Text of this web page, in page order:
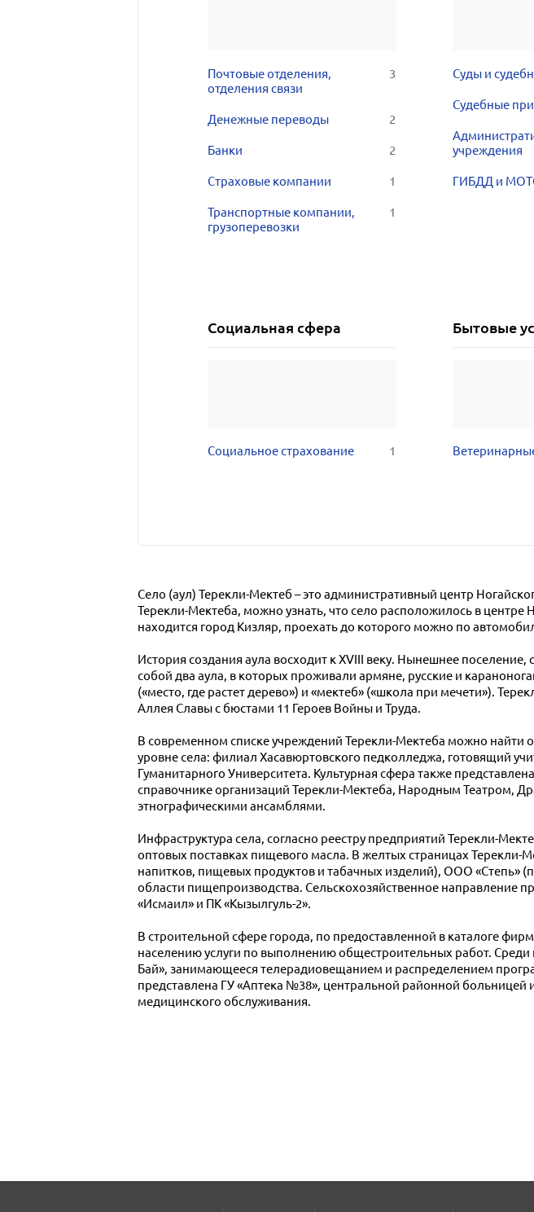
Почтовые отделения,
отделения связи
3
Денежные переводы 2
Банки 2
Страховые компании 1
Транспортные компании,
грузоперевозки
1
Суды и
Судебные
учреждения
ГИБДД и
Социальная сфера
Социальное страхование 1
Бытовые
Село (аул) Терекли-Мектеб – это административный центр
Терекли-Мектеба, можно узнать, что село расположилось в центре
находится город Кизляр, проехать до которого можно по
История создания аула восходит к XVIII веку. Нынешнее
собой два аула, в которых проживали армяне, русские и
(«место, где растет дерево») и «мектеб» («школа при мечети»).
Аллея Славы с бюстами 11 Героев Войны и Труда.
В современном списке учреждений Терекли-Мектеба можно найти
уровне села: филиал Хасавюртовского педколледжа, готовящий
Гуманитарного Университета. Культурная сфера также
справочнике организаций Терекли-Мектеба, Народным Театром,
этнографическими ансамблями.
Инфраструктура села, согласно реестру предприятий Терекли-
оптовых поставках пищевого масла. В желтых страницах
напитков, пищевых продуктов и табачных изделий), ООО «Степь»
области пищепроизводства. Сельскохозяйственное направление
«Исмаил» и ПК «Кызылгуль-2».
В строительной сфере города, по предоставленной в каталоге
населению услуги по выполнению общестроительных работ.
Бай», занимающееся телерадиовещанием и распределением
представлена ГУ «Аптека №38», центральной районной
медицинского обслуживания.